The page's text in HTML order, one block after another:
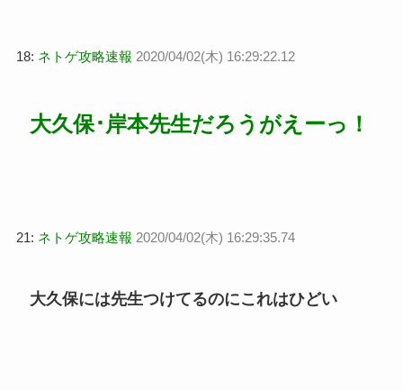
18: ネトゲ攻略速報 2020/04/02(木) 16:29:22.12
大久保･岸本先生だろうがえーっ！
21: ネトゲ攻略速報 2020/04/02(木) 16:29:35.74
大久保には先生つけてるのにこれはひどい